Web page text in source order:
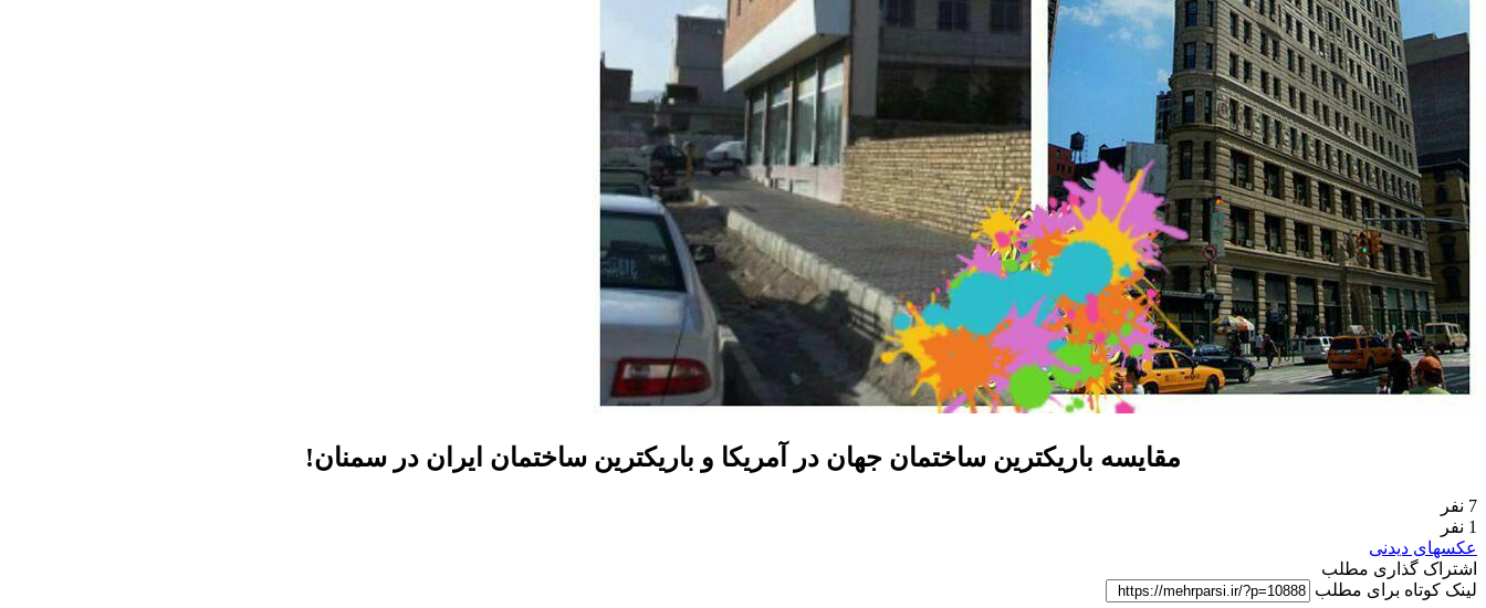
مقایسه باریکترین ساختمان جهان در آمریکا و باریکترین ساختمان ایران در سمنان!
7 نفر
1 نفر
عکسهای دیدنی
اشتراک گذاری مطلب
لینک کوتاه برای مطلب